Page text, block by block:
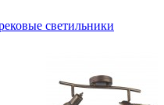
светильники